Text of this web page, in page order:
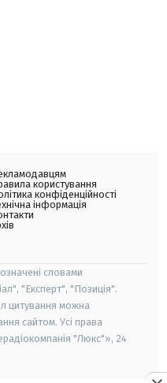
користування
конфіденційності
інформація
словами
"Експерт", "Позиція".
цитування можна
сайтом. Усі права
"Люкс"», 24